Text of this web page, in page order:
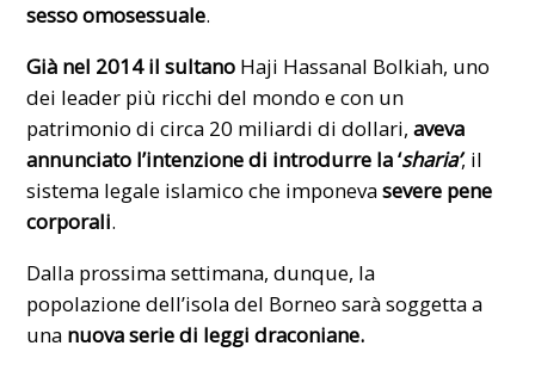
sesso omosessuale.
Già nel 2014 il sultano Haji Hassanal Bolkiah, uno
dei leader più ricchi del mondo e con un
patrimonio di circa 20 miliardi di dollari,aveva
annunciato l’intenzione di introdurre la ‘sharia’, il
sistema legale islamico che imponevasevere pene
corporali.
Dalla prossima settimana, dunque, la
popolazione dell’isola del Borneo sarà soggetta a
una nuova serie di leggi draconiane.